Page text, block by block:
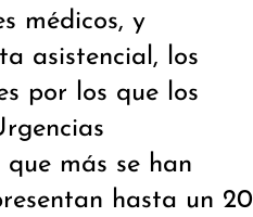
médicos, y
asistencial, los
por los que los
más se han
hasta un 20